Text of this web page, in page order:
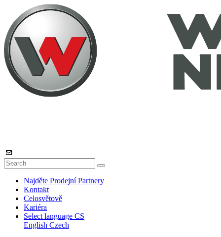
Najděte Prodejní Partnery
Kontakt
Celosvětově
Kariéra
Select language CS
English Czech